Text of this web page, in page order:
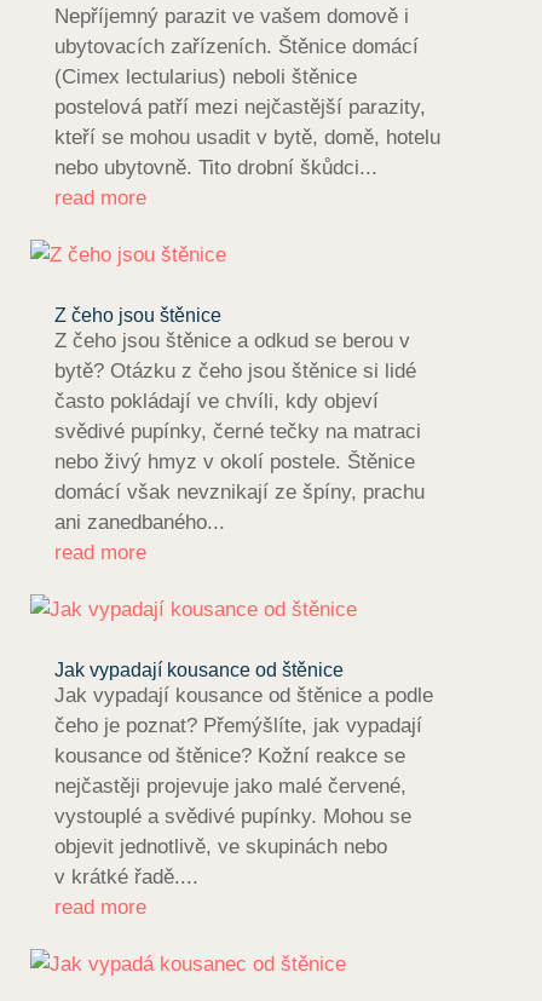
Nepříjemný parazit ve vašem domově i
ubytovacích zařízeních. Štěnice domácí
(Cimex lectularius) neboli štěnice
postelová patří mezi nejčastější parazity,
kteří se mohou usadit v bytě, domě, hotelu
nebo ubytovně. Tito drobní škůdci...
read more
Z čeho jsou štěnice
Z čeho jsou štěnice a odkud se berou v
bytě? Otázku z čeho jsou štěnice si lidé
často pokládají ve chvíli, kdy objeví
svědivé pupínky, černé tečky na matraci
nebo živý hmyz v okolí postele. Štěnice
domácí však nevznikají ze špíny, prachu
ani zanedbaného...
read more
Jak vypadají kousance od štěnice
Jak vypadají kousance od štěnice a podle
čeho je poznat? Přemýšlíte, jak vypadají
kousance od štěnice? Kožní reakce se
nejčastěji projevuje jako malé červené,
vystouplé a svědivé pupínky. Mohou se
objevit jednotlivě, ve skupinách nebo
v krátké řadě....
read more